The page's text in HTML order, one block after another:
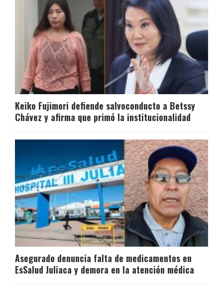
Keiko Fujimori defiende salvoconducto a Betssy
Chávez y afirma que primó la institucionalidad
Asegurado denuncia falta de medicamentos en
EsSalud Juliaca y demora en la atención médica